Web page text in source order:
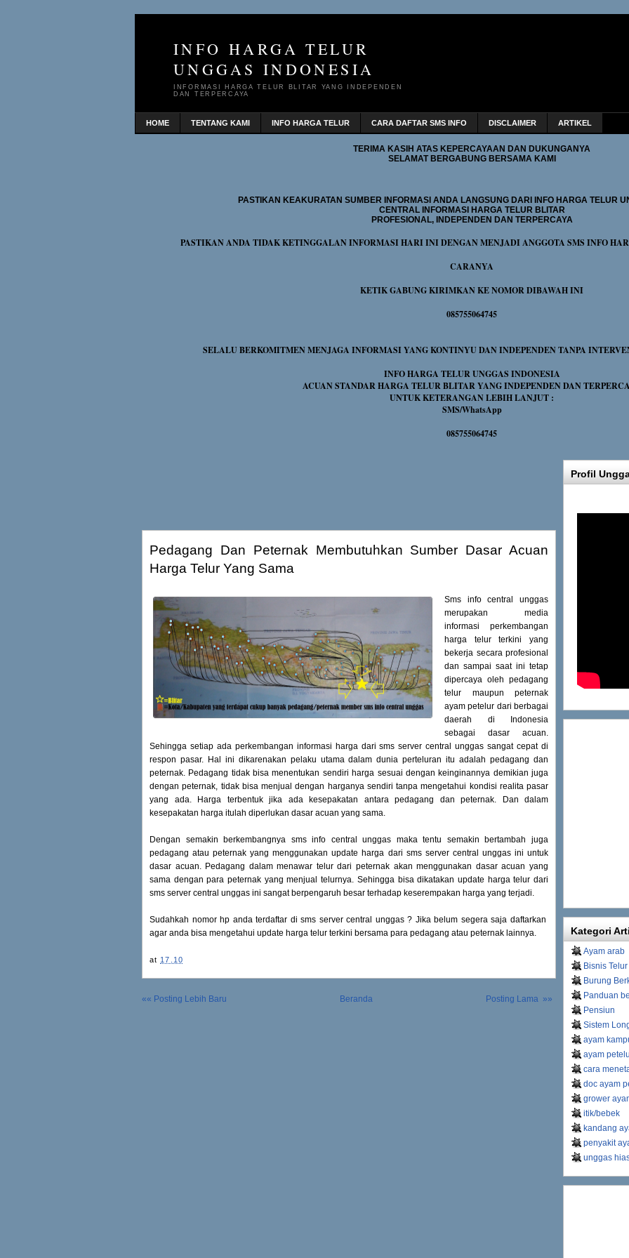
INFO HARGA TELUR
UNGGAS INDONESIA
INFORMASI HARGA TELUR BLITAR YANG INDEPENDEN
DAN TERPERCAYA
HOME TENTANG KAMI INFO HARGA TELUR CARA DAFTAR SMS INFO DISCLAIMER ARTIKEL
TERIMA KASIH ATAS KEPERCAYAAN DAN DUKUNGANYA
SELAMAT BERGABUNG BERSAMA KAMI
PASTIKAN KEAKURATAN SUMBER INFORMASI ANDA LANGSUNG DARI INFO HARGA TELUR
CENTRAL INFORMASI HARGA TELUR BLITAR
PROFESIONAL, INDEPENDEN DAN TERPERCAYA
PASTIKAN ANDA TIDAK KETINGGALAN INFORMASI HARI INI DENGAN MENJADI ANGGOTA SMS INFO
CARANYA
KETIK GABUNG KIRIMKAN KE NOMOR DIBAWAH INI
085755064745
SELALU BERKOMITMEN MENJAGA INFORMASI YANG KONTINYU DAN INDEPENDEN TANPA
INFO HARGA TELUR UNGGAS INDONESIA
ACUAN STANDAR HARGA TELUR BLITAR YANG INDEPENDEN DAN
UNTUK KETERANGAN LEBIH LANJUT :
SMS/WhatsApp
085755064745
Pedagang Dan Peternak Membutuhkan Sumber Dasar Acuan
Harga Telur Yang Sama
Sms info central unggas
merupakan media
informasi perkembangan
harga telur terkini yang
bekerja secara profesional
dan sampai saat ini tetap
dipercaya oleh pedagang
telur maupun peternak
ayam petelur dari berbagai
daerah di Indonesia
sebagai dasar acuan.
Sehingga setiap ada perkembangan informasi harga dari sms server central unggas sangat cepat di
respon pasar. Hal ini dikarenakan pelaku utama dalam dunia perteluran itu adalah pedagang dan
peternak. Pedagang tidak bisa menentukan sendiri harga sesuai dengan keinginannya demikian juga
dengan peternak, tidak bisa menjual dengan harganya sendiri tanpa mengetahui kondisi realita pasar
yang ada. Harga terbentuk jika ada kesepakatan antara pedagang dan peternak. Dan dalam
kesepakatan harga itulah diperlukan dasar acuan yang sama.
Dengan semakin berkembangnya sms info central unggas maka tentu semakin bertambah juga
pedagang atau peternak yang menggunakan update harga dari sms server central unggas ini untuk
dasar acuan. Pedagang dalam menawar telur dari peternak akan menggunakan dasar acuan yang
sama dengan para peternak yang menjual telurnya. Sehingga bisa dikatakan update harga telur dari
sms server central unggas ini sangat berpengaruh besar terhadap keserempakan harga yang terjadi.
Sudahkah nomor hp anda terdaftar di sms server central unggas ? Jika belum segera saja daftarkan
agar anda bisa mengetahui update harga telur terkini bersama para pedagang atau peternak lainnya.
at 17.10
«« Posting Lebih Baru Posting Lama »»
Beranda
Profil
Kategori
Ayam arab
Bisnis Telur
Burung
Panduan
Pensiun
Sistem
ayam
ayam
cara
doc ayam
grower
itik/bebek
kandang
penyakit
unggas